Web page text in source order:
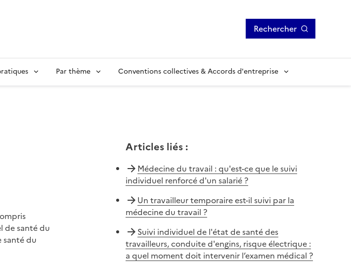
Rechercher
Par thème Conventions collectives & Accords d'entreprise
de santé du
santé du
Articles liés:
Médecine du travail : qu'est-ce que le suivi
individuel renforcé d'un salarié ?
Un travailleur temporaire est-il suivi par la
médecine du travail ?
Suivi individuel de l'état de santé des
travailleurs, conduite d'engins, risque électrique :
a quel moment doit intervenir l’examen médical ?